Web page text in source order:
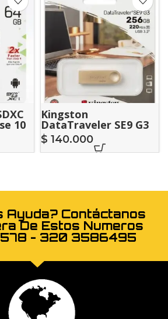
10
Kingston
DataTraveler SE9 G3
256GB USB 3.2
$ 140.000
Ayuda? Contáctanos
De Estos Numeros
- 320 3586495